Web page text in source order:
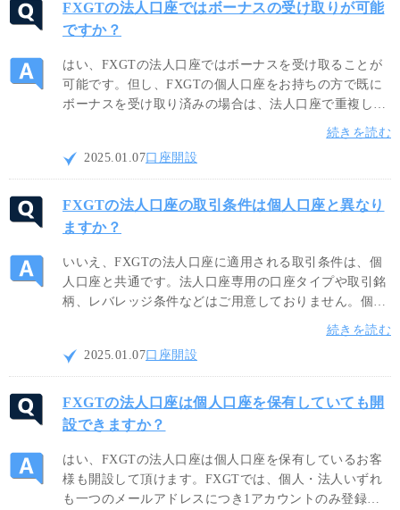
FXGTの法人口座ではボーナスの受け取りが可能
ですか？
はい、FXGTの法人口座ではボーナスを受け取ることが
可能です。但し、FXGTの個人口座をお持ちの方で既に
ボーナスを受け取り済みの場合は、法人口座で重複して
ボーナスを受け取ることは出来ません。ボーナスの条件
はキャンペーン毎に異なりますので、ボーナスキャンペ
ーンの詳細をご確認ください。
続きを読む
2025.01.07口座開設
FXGTの法人口座の取引条件は個人口座と異なり
ますか？
いいえ、FXGTの法人口座に適用される取引条件は、個
人口座と共通です。法人口座専用の口座タイプや取引銘
柄、レバレッジ条件などはご用意しておりません。個人
口座と同様にゼロカットシステムを採用しておりますの
で、最大5,000倍レバレッジの豊富な取引銘柄を安心して
お取引ください。
続きを読む
2025.01.07口座開設
FXGTの法人口座は個人口座を保有していても開
設できますか？
はい、FXGTの法人口座は個人口座を保有しているお客
様も開設して頂けます。FXGTでは、個人・法人いずれ
も一つのメールアドレスにつき1アカウントのみ登録が